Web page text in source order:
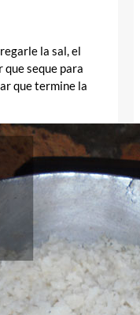
la sal, el
seque para
que termine la